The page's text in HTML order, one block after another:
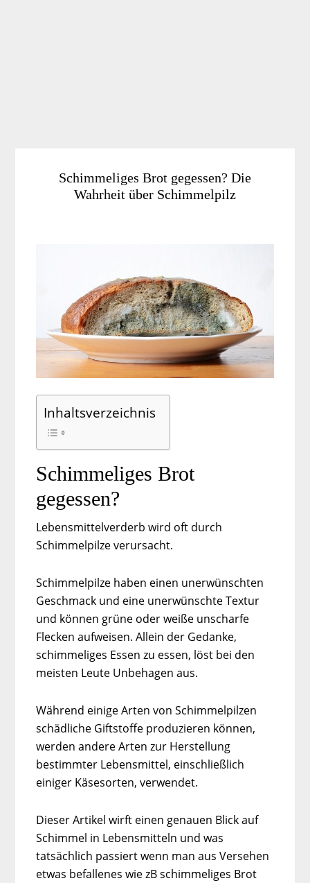
Schimmeliges Brot gegessen? Die
Wahrheit über Schimmelpilz
Inhaltsverzeichnis
Schimmeliges Brot
gegessen?
Lebensmittelverderb wird oft durch
Schimmelpilze verursacht.
Schimmelpilze haben einen unerwünschten
Geschmack und eine unerwünschte Textur
und können grüne oder weiße unscharfe
Flecken aufweisen. Allein der Gedanke,
schimmeliges Essen zu essen, löst bei den
meisten Leute Unbehagen aus.
Während einige Arten von Schimmelpilzen
schädliche Giftstoffe produzieren können,
werden andere Arten zur Herstellung
bestimmter Lebensmittel, einschließlich
einiger Käsesorten, verwendet.
Dieser Artikel wirft einen genauen Blick auf
Schimmel in Lebensmitteln und was
tatsächlich passiert wenn man aus Versehen
etwas befallenes wie zB schimmeliges Brot